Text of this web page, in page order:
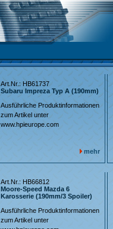
Art.Nr.: HB61737
Subaru Impreza Typ A (190mm)
Ausführliche Produktinformationen
zum Artikel unter
www.hpieurope.com
mehr
Art.Nr.: HB66812
Moore-Speed Mazda 6
Karosserie (190mm/3 Spoiler)
Ausführliche Produktinformationen
zum Artikel unter